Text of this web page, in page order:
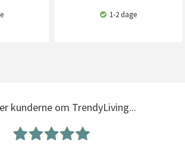
1-2 dage
kunderne om TrendyLiving...